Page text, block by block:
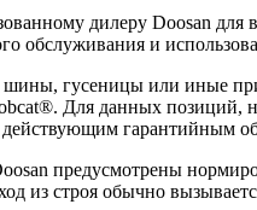
дилеру Doosan
обслуживания и
шины, гусеницы или иные
Для данных позиций,
действующим гарантийным
предусмотрены
из строя обычно